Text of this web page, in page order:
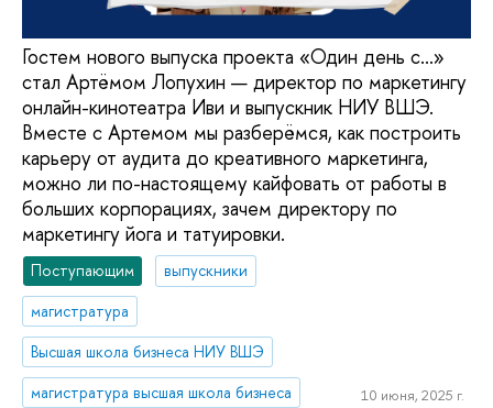
Гостем нового выпуска проекта «Один день с...»
стал Артёмом Лопухин — директор по маркетингу
онлайн-кинотеатра Иви и выпускник НИУ ВШЭ.
Вместе с Артемом мы разберёмся, как построить
карьеру от аудита до креативного маркетинга,
можно ли по-настоящему кайфовать от работы в
больших корпорациях, зачем директору по
маркетингу йога и татуировки.
Поступающим
выпускники
магистратура
Высшая школа бизнеса НИУ ВШЭ
магистратура высшая школа бизнеса
10 июня, 2025 г.